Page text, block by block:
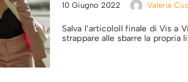
10 Giugno 2022 Valeria
Salva l’articoloIl finale di Vis a
strappare alle sbarre la propria